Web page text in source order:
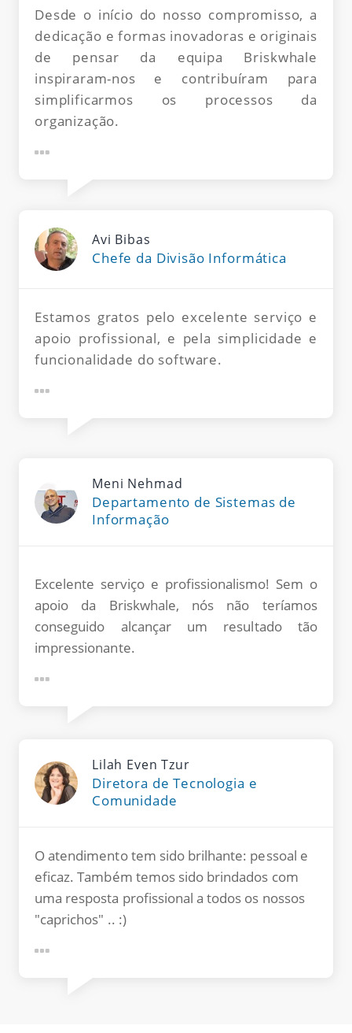
Desde o início do nosso compromisso, a
dedicação e formas inovadoras e originais
de pensar da equipa Briskwhale
inspiraram-nos e contribuíram para
simplificarmos os processos da
organização.
Avi Bibas
Chefe da Divisão Informática
Estamos gratos pelo excelente serviço e
apoio profissional, e pela simplicidade e
funcionalidade do software.
Meni Nehmad
Departamento de Sistemas de
Informação
Excelente serviço e profissionalismo! Sem o
apoio da Briskwhale, nós não teríamos
conseguido alcançar um resultado tão
impressionante.
Lilah Even Tzur
Diretora de Tecnologia e
Comunidade
O atendimento tem sido brilhante: pessoal e
eficaz. Também temos sido brindados com
uma resposta profissional a todos os nossos
"caprichos" .. :)